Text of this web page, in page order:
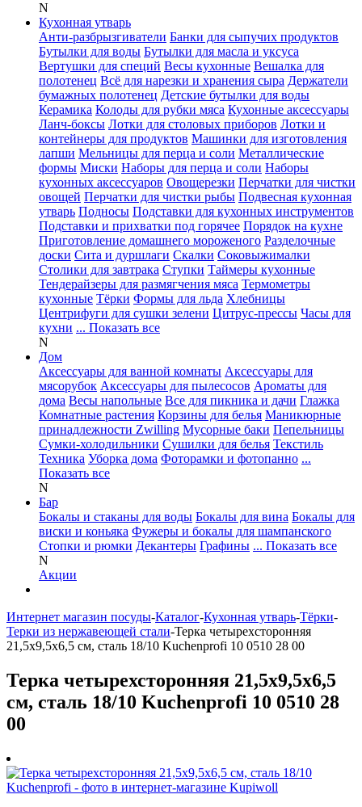
N
Кухонная утварь
Анти-разбрызгиватели Банки для сыпучих продуктов
Бутылки для воды Бутылки для масла и уксуса
Вертушки для специй Весы кухонные Вешалка для
полотенец Всё для нарезки и хранения сыра Держатели
бумажных полотенец Детские бутылки для воды
Керамика Колоды для рубки мяса Кухонные аксессуары
Ланч-боксы Лотки для столовых приборов Лотки и
контейнеры для продуктов Машинки для изготовления
лапши Мельницы для перца и соли Металлические
формы Миски Наборы для перца и соли Наборы
кухонных аксессуаров Овощерезки Перчатки для чистки
овощей Перчатки для чистки рыбы Подвесная кухонная
утварь Подносы Подставки для кухонных инструментов
Подставки и прихватки под горячее Порядок на кухне
Приготовление домашнего мороженого Разделочные
доски Сита и дуршлаги Скалки Соковыжималки
Столики для завтрака Ступки Таймеры кухонные
Тендерайзеры для размягчения мяса Термометры
кухонные Тёрки Формы для льда Хлебницы
Центрифуги для сушки зелени Цитрус-прессы Часы для
кухни ... Показать все
N
Дом
Аксессуары для ванной комнаты Аксессуары для
мясорубок Аксессуары для пылесосов Ароматы для
дома Весы напольные Все для пикника и дачи Глажка
Комнатные растения Корзины для белья Маникюрные
принадлежности Zwilling Мусорные баки Пепельницы
Сумки-холодильники Сушилки для белья Текстиль
Техника Уборка дома Фоторамки и фотопанно ...
Показать все
N
Бар
Бокалы и стаканы для воды Бокалы для вина Бокалы для
виски и коньяка Фужеры и бокалы для шампанского
Стопки и рюмки Декантеры Графины ... Показать все
N
Акции
Интернет магазин посуды-Каталог-Кухонная утварь-Тёрки-
Терки из нержавеющей стали-Терка четырехсторонняя
21,5х9,5х6,5 см, сталь 18/10 Kuchenprofi 10 0510 28 00
Терка четырехсторонняя 21,5х9,5х6,5
см, сталь 18/10 Kuchenprofi 10 0510 28
00